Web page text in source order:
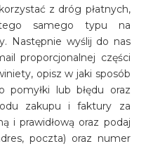
z dróg płatnych,
samego typu na
Następnie wyślij do nas
proporcjonalnej części
opisz w jaki sposób
pomyłki lub błędu oraz
zakupu i faktury za
i prawidłową oraz podaj
poczta) oraz numer